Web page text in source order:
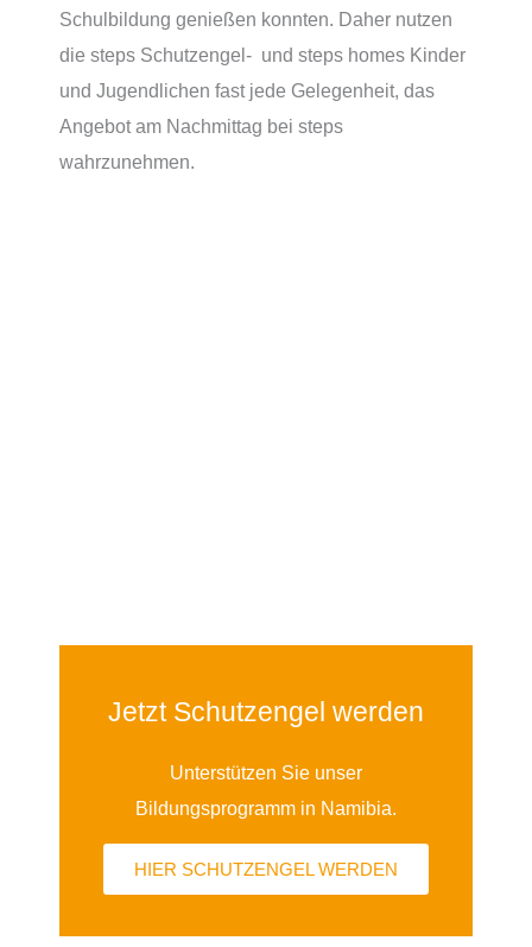
Schulbildung genießen konnten. Daher nutzen
die steps Schutzengel- und steps homes Kinder
und Jugendlichen fast jede Gelegenheit, das
Angebot am Nachmittag bei steps
wahrzunehmen.
Jetzt Schutzengel werden
Unterstützen Sie unser
Bildungsprogramm in Namibia.
HIER SCHUTZENGEL WERDEN